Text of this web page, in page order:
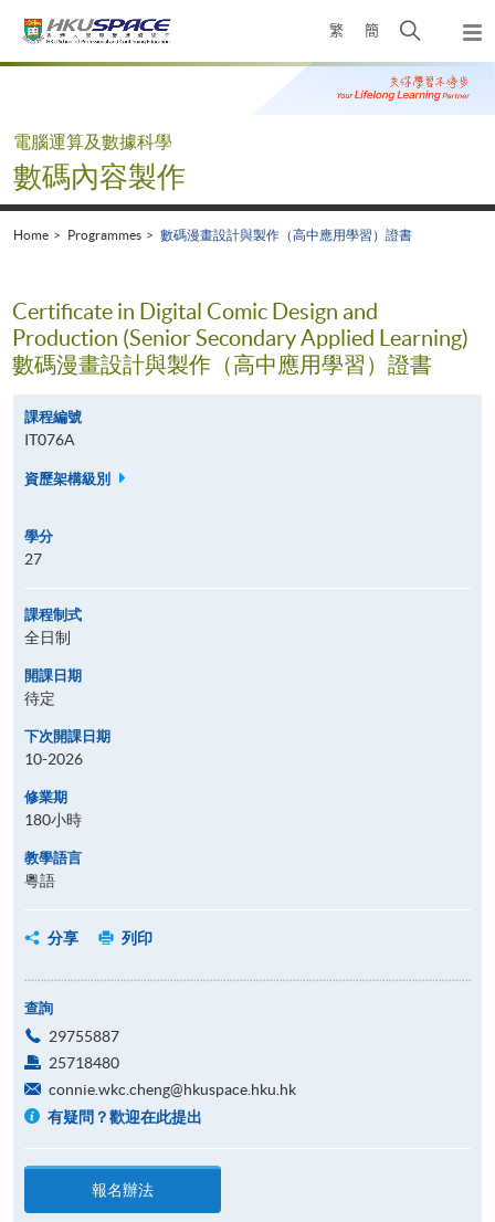
繁 簡
Open
search
panel
Main
電腦運算及數據科學
數碼內容製作
Home Programmes 數碼漫畫設計與製作（高中應用學習）證書
Certificate in Digital Comic Design and
Production (Senior Secondary Applied Learning)
數碼漫畫設計與製作（高中應用學習）證書
課程編號
IT076A
資歷架構級別
學分
27
課程制式
全日制
開課日期
待定
下次開課日期
10-2026
修業期
180小時
教學語言
粵語
分享 列印
查詢
29755887
25718480
connie.wkc.cheng@hkuspace.hku.hk
有疑問？歡迎在此提出
報名辦法